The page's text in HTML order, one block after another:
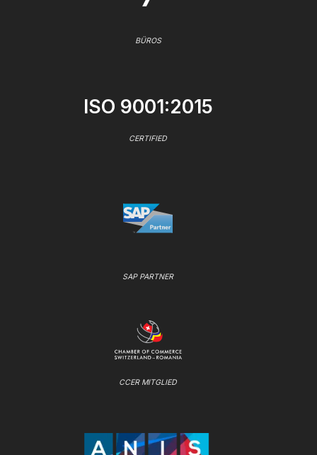
BÜROS
ISO 9001:2015
CERTIFIED
SAP PARTNER
CCER MITGLIED